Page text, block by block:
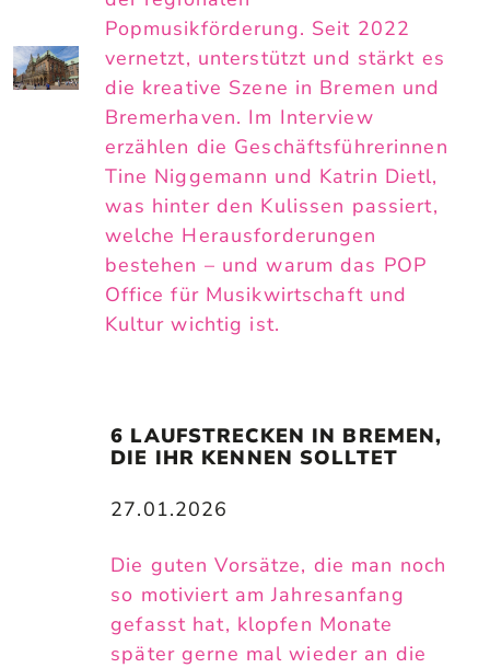
Popmusikförderung. Seit 2022
vernetzt, unterstützt und stärkt es
die kreative Szene in Bremen und
Bremerhaven. Im Interview
erzählen die Geschäftsführerinnen
Tine Niggemann und Katrin Dietl,
was hinter den Kulissen passiert,
welche Herausforderungen
bestehen – und warum das POP
Office für Musikwirtschaft und
Kultur wichtig ist.
6 LAUFSTRECKEN IN BREMEN,
DIE IHR KENNEN SOLLTET
27.01.2026
Die guten Vorsätze, die man noch
so motiviert am Jahresanfang
gefasst hat, klopfen Monate
später gerne mal wieder an die